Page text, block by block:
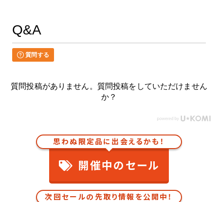
Q&A
質問する
質問投稿がありません。質問投稿をしていただけません
か？
思わぬ限定品に出会えるかも！
開催中のセール
次回セールの先取り情報を公開中！